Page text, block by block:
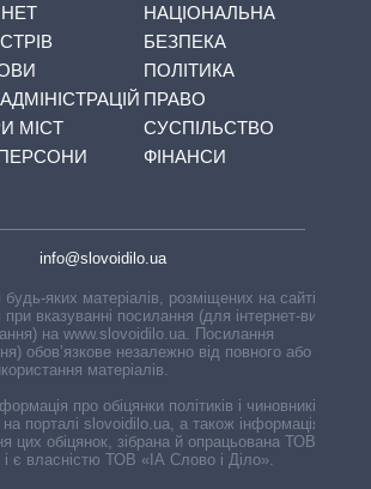
МІСТ
ПЕРСОНИ
НАЦІОНАЛЬНА
БЕЗПЕКА
ПОЛІТИКА
ПРАВО
СУСПІЛЬСТВО
ФІНАНСИ
info@slovoidilo.ua
яких матеріалів, розміщених на сайті,
вказуванні посилання (для інтернет-видань
на www.slovoidilo.ua. Посилання
обов’язкове незалежно від повного або
матеріалів.
про обіцянки політиків і чиновників,
порталі slovoidilo.ua, а також інформація про
цих обіцянок, зібрана й опрацьована ТОВ «ІА
і є власністю ТОВ «ІА Слово і Діло».